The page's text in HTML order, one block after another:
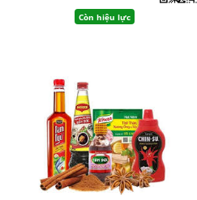
Còn hiệu lực